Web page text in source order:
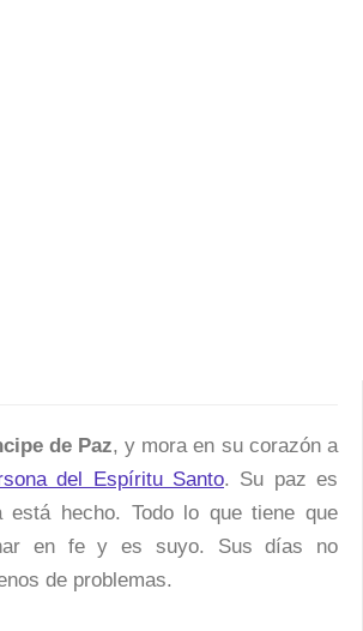
de Paz, y mora en su corazón a
del Espíritu Santo. Su paz es
está hecho. Todo lo que tiene que
en fe y es suyo. Sus días no
de problemas.